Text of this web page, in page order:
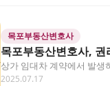
목포부동산변호사
목포부동산변호사,
상가 임대차 계약에서 발
고, 성공적인 권리 회복을
2025.07.17